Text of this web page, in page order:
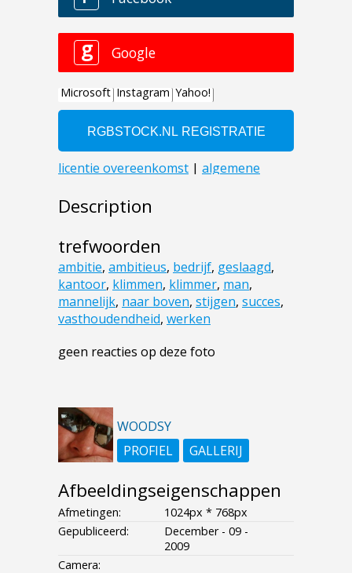
Description
trefwoorden
ambitie, ambitieus, bedrijf, geslaagd,
kantoor, klimmen, klimmer, man,
mannelijk, naar boven, stijgen, succes,
vasthoudendheid, werken
geen reacties op deze foto
WOODSY
PROFIEL
GALLERIJ
Afbeeldingseigenschappen
Afmetingen:
1024px * 768px
Gepubliceerd:
December - 09 -
2009
Camera: